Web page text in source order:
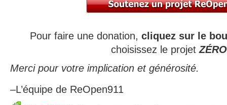
Pour faire une donation,cliquez sur le
choisissez le projetZÉRO
Merci pour votre implication et générosité.
–L’équipe de ReOpen911